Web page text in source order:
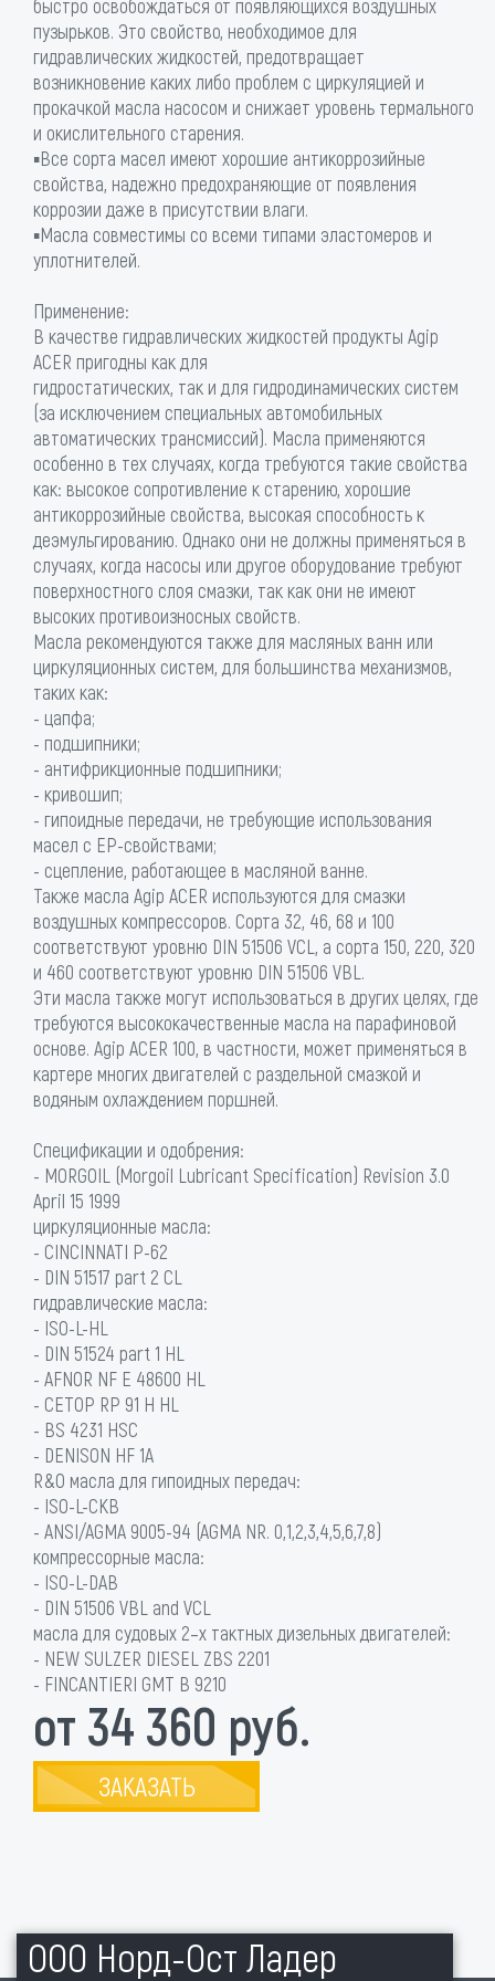
быстро освобождаться от появляющихся воздушных
пузырьков. Это свойство, необходимое для
гидравлических жидкостей, предотвращает
возникновение каких либо проблем с циркуляцией и
прокачкой масла насосом и снижает уровень термального
и окислительного старения.
▪Все сорта масел имеют хорошие антикоррозийные
свойства, надежно предохраняющие от появления
коррозии даже в присутствии влаги.
▪Масла совместимы со всеми типами эластомеров и
уплотнителей.
Применение:
В качестве гидравлических жидкостей продукты Agip
ACER пригодны как для
гидростатических, так и для гидродинамических систем
(за исключением специальных автомобильных
автоматических трансмиссий). Масла применяются
особенно в тех случаях, когда требуются такие свойства
как: высокое сопротивление к старению, хорошие
антикоррозийные свойства, высокая способность к
деэмульгированию. Однако они не должны применяться в
случаях, когда насосы или другое оборудование требуют
поверхностного слоя смазки, так как они не имеют
высоких противоизносных свойств.
Масла рекомендуются также для масляных ванн или
циркуляционных систем, для большинства механизмов,
таких как:
- цапфа;
- подшипники;
- антифрикционные подшипники;
- кривошип;
- гипоидные передачи, не требующие использования
масел с EP-свойствами;
- сцепление, работающее в масляной ванне.
Также масла Agip ACER используются для смазки
воздушных компрессоров. Сорта 32, 46, 68 и 100
соответствуют уровню DIN 51506 VCL, а сорта 150, 220, 320
и 460 соответствуют уровню DIN 51506 VBL.
Эти масла также могут использоваться в других целях, где
требуются высококачественные масла на парафиновой
основе. Agip ACER 100, в частности, может применяться в
картере многих двигателей с раздельной смазкой и
водяным охлаждением поршней.
Спецификации и одобрения:
- MORGOIL (Morgoil Lubricant Specification) Revision 3.0
April 15 1999
циркуляционные масла:
- CINCINNATI P-62
- DIN 51517 part 2 CL
гидравлические масла:
- ISO-L-HL
- DIN 51524 part 1 HL
- AFNOR NF E 48600 HL
- CETOP RP 91 H HL
- BS 4231 HSC
- DENISON HF 1A
R&O масла для гипоидных передач:
- ISO-L-CKB
- ANSI/AGMA 9005-94 (AGMA NR. 0,1,2,3,4,5,6,7,8)
компрессорные масла:
- ISO-L-DAB
- DIN 51506 VBL and VCL
масла для судовых 2–х тактных дизельных двигателей:
- NEW SULZER DIESEL ZBS 2201
- FINCANTIERI GMT B 9210
от 34 360 руб.
ЗАКАЗАТЬ
ООО Норд-Ост Ладер